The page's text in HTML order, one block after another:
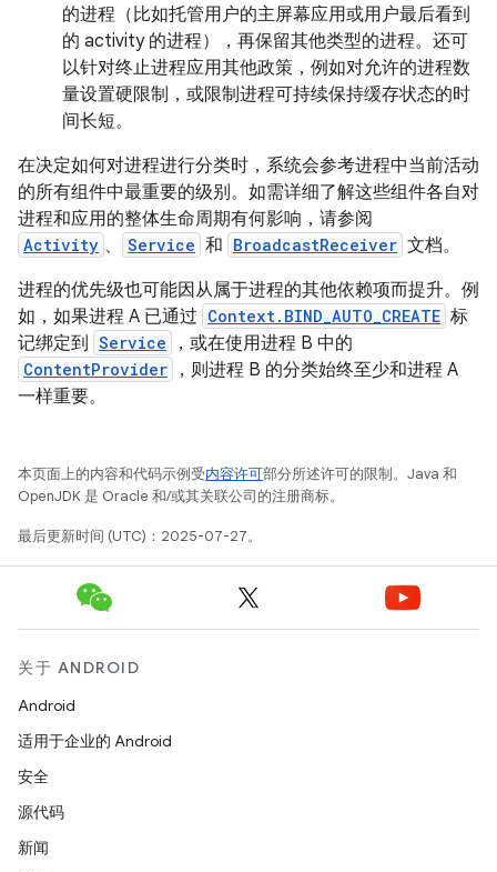
的进程（比如托管用户的主屏幕应用或用户最后看到
的 activity 的进程），再保留其他类型的进程。还可
以针对终止进程应用其他政策，例如对允许的进程数
量设置硬限制，或限制进程可持续保持缓存状态的时
间长短。
在决定如何对进程进行分类时，系统会参考进程中当前活动
的所有组件中最重要的级别。如需详细了解这些组件各自对
进程和应用的整体生命周期有何影响，请参阅
Activity 、 Service 和 BroadcastReceiver 文档。
进程的优先级也可能因从属于进程的其他依赖项而提升。例
如，如果进程 A 已通过 Context.BIND_AUTO_CREATE 标
记绑定到 Service ，或在使用进程 B 中的
ContentProvider
，则进程 B 的分类始终至少和进程 A
一样重要。
本页面上的内容和代码示例受内容许可部分所述许可的限制。Java 和
OpenJDK 是 Oracle 和/或其关联公司的注册商标。
最后更新时间 (UTC)：2025-07-27。
关于 ANDROID
Android
适用于企业的 Android
安全
源代码
新闻